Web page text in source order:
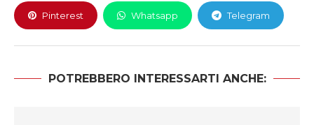
Pinterest Whatsapp Telegram
POTREBBERO INTERESSARTI ANCHE: